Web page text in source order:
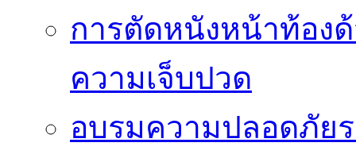
การตัดหนังหน้าท้อง
ความเจ็บปวด
อบรมความปลอดภัย